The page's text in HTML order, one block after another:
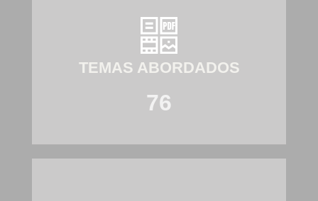
TEMAS ABORDADOS
76